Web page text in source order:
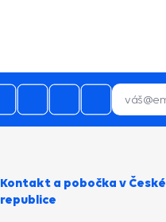
Kontakt a pobočka v České
republice